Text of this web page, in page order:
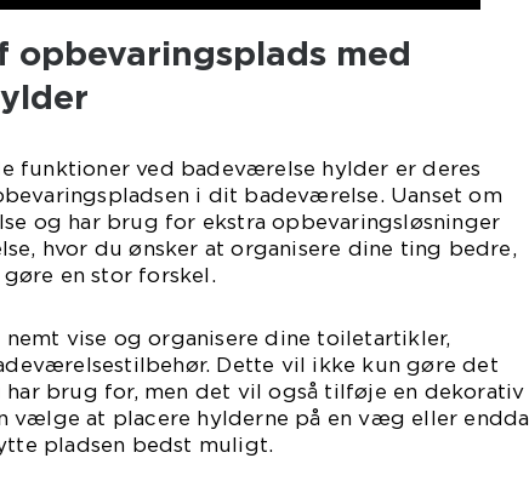
opbevaringsplads med
funktioner ved badeværelse hylder er deres
i dit badeværelse. Uanset om
og har brug for ekstra opbevaringsløsninger
hvor du ønsker at organisere dine ting bedre,
en stor forskel.
vise og organisere dine toiletartikler,
Dette vil ikke kun gøre det
brug for, men det vil også tilføje en dekorativ
vælge at placere hylderne på en væg eller endda
pladsen bedst muligt.